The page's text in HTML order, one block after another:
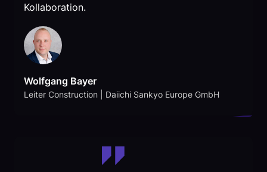
Kollaboration.
Wolfgang Bayer
Leiter Construction | Daiichi Sankyo Europe GmbH